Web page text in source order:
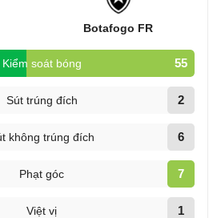
Botafogo FR
Kiểm soát bóng 55
Sút trúng đích 2
không trúng đích 6
Phạt góc 7
Việt vị 1